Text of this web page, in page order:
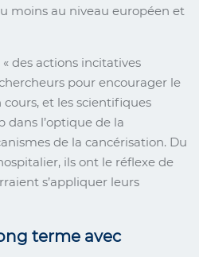
moins au niveau européen et
« des actions incitatives
pour encourager le
et les scientifiques
l’optique de la
de la cancérisation. Du
ils ont le réflexe de
s’appliquer leurs
terme avec